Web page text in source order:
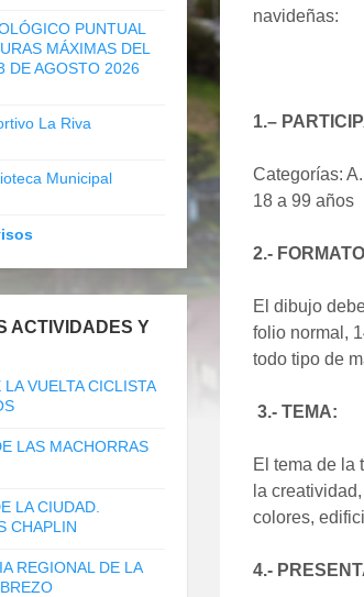
navideñas:
1.–
18 a 99 años
2.-
El dibujo
folio normal,
todo tipo de
3.- TEMA:
El tema de la
la
colores,
4.-
PUNTUAL
MÁXIMAS DEL
DE AGOSTO 2026
La Riva
Municipal
ACTIVIDADES Y
LA VUELTA CICLISTA
LAS MACHORRAS
LA CIUDAD.
CHAPLIN
REGIONAL DE LA